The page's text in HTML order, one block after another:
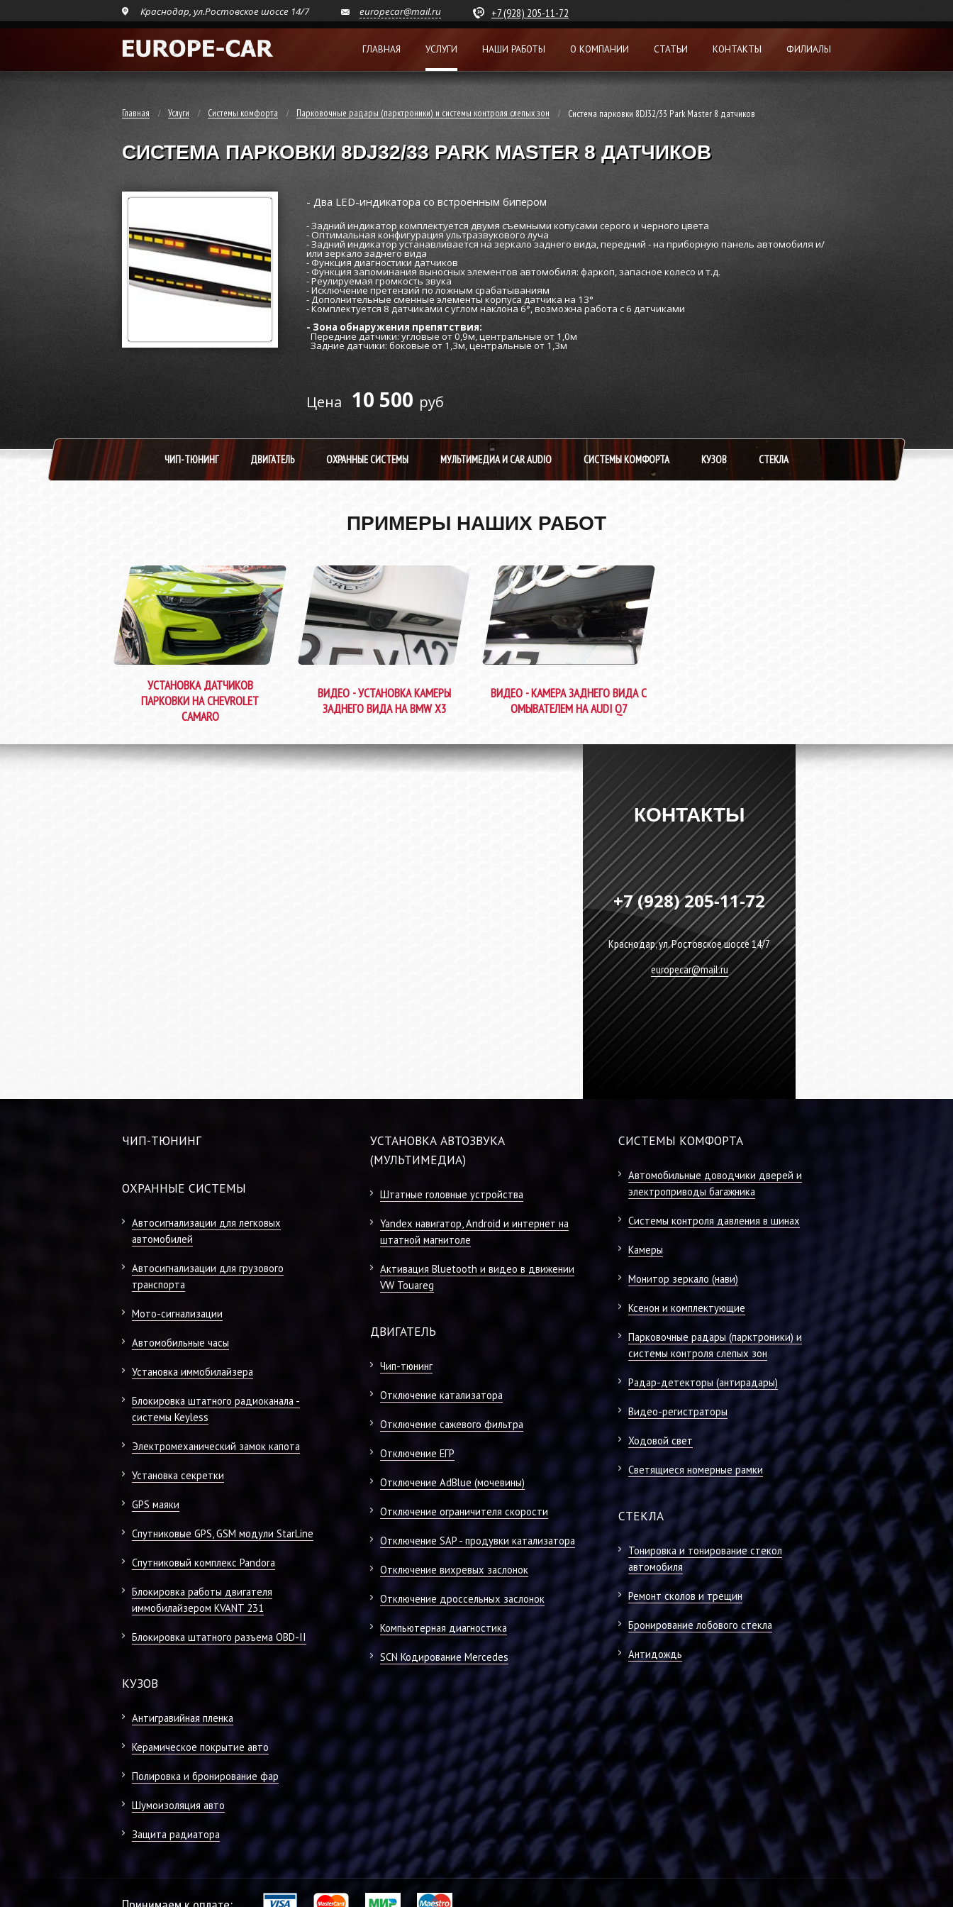
Краснодар, ул.Ростовское шоссе 14/7 europecar@mail.ru +7 (928) 205-11-72
ГЛАВНАЯ УСЛУГИ НАШИ РАБОТЫ О КОМПАНИИ СТАТЬИ КОНТАКТЫ ФИЛИАЛЫ
Главная Услуги Системы комфорта Парковочные радары (парктроники) и системы контроля слепых зон Система парковки 8DJ32/33 Park Master 8 датчиков
СИСТЕМА ПАРКОВКИ 8DJ32/33 PARK MASTER 8 ДАТЧИКОВ
- Два LED-индикатора со встроенным бипером
- Задний индикатор комплектуется двумя съемными копусами серого и черного цвета
- Оптимальная конфигурация ультразвукового луча
- Задний индикатор устанавливается на зеркало заднего вида, передний - на приборную панель автомобиля и/
или зеркало заднего вида
- Функция диагностики датчиков
- Функция запоминания выносных элементов автомобиля: фаркоп, запасное колесо и т.д.
- Реулируемая громкость звука
- Исключение претензий по ложным срабатываниям
- Дополнительные сменные элементы корпуса датчика на 13°
- Комплектуется 8 датчиками с углом наклона 6°, возможна работа с 6 датчиками
- Зона обнаружения препятствия:
Передние датчики: угловые от 0,9м, центральные от 1,0м
Задние датчики: боковые от 1,3м, центральные от 1,3м
10 500 руб
ЧИП-ТЮНИНГ ДВИГАТЕЛЬ ОХРАННЫЕ СИСТЕМЫ МУЛЬТИМЕДИА И CAR AUDIO СИСТЕМЫ КОМФОРТА КУЗОВ СТЕКЛА
ПРИМЕРЫ НАШИХ РАБОТ
УСТАНОВКА ДАТЧИКОВ
ПАРКОВКИ НА CHEVROLET
CAMARO
ВИДЕО - УСТАНОВКА КАМЕРЫ
ЗАДНЕГО ВИДА НА BMW X3
ВИДЕО - КАМЕРА ЗАДНЕГО ВИДА С
ОМЫВАТЕЛЕМ НА AUDI Q7
КОНТАКТЫ
+7 (928) 205-11-72
Краснодар, ул. Ростовское шоссе 14/7
europecar@mail.ru
ЧИП-ТЮНИНГ
ОХРАННЫЕ СИСТЕМЫ
Автосигнализации для легковых
автомобилей
Автосигнализации для грузового
транспорта
Мото-сигнализации
Автомобильные часы
Установка иммобилайзера
Блокировка штатного радиоканала -
системы Keyless
Электромеханический замок капота
Установка секретки
GPS маяки
Спутниковые GPS, GSM модули StarLine
Спутниковый комплекс Pandora
Блокировка работы двигателя
иммобилайзером KVANT 231
Блокировка штатного разъема OBD-II
КУЗОВ
Антигравийная пленка
Керамическое покрытие авто
Полировка и бронирование фар
Шумоизоляция авто
Защита радиатора
УСТАНОВКА АВТОЗВУКА
(МУЛЬТИМЕДИА)
Штатные головные устройства
Yandex навигатор, Android и интернет на
штатной магнитоле
Активация Bluetooth и видео в движении
VW Touareg
ДВИГАТЕЛЬ
Чип-тюнинг
Отключение катализатора
Отключение сажевого фильтра
Отключение ЕГР
Отключение AdBlue (мочевины)
Отключение ограничителя скорости
Отключение SAP - продувки катализатора
Отключение вихревых заслонок
Отключение дроссельных заслонок
Компьютерная диагностика
SCN Кодирование Mercedes
СИСТЕМЫ КОМФОРТА
Автомобильные доводчики дверей и
электроприводы багажника
Системы контроля давления в шинах
Камеры
Монитор зеркало (нави)
Ксенон и комплектующие
Парковочные радары (парктроники) и
системы контроля слепых зон
Радар-детекторы (антирадары)
Видео-регистраторы
Ходовой свет
Светящиеся номерные рамки
СТЕКЛА
Тонировка и тонирование стекол
автомобиля
Ремонт сколов и трещин
Бронирование лобового стекла
Антидождь